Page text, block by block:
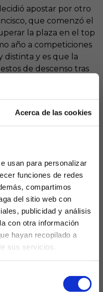
Acerca de las cookies
usan para personalizar
funciones de redes
compartimos
del sitio web con
publicidad y análisis
con otra información
hayan recopilado a
sus servicios.
edad?
18 AÑOS
apostar por otro
que comenzó el
la plaza en el top
año a competiciones
distinta y es que la
de descenso tras
que es peor, no se
NI MERINO
Merino hace dos
pero el equipo
a que el técnico
claro, ya que
no terminan de
alarmas ya han
VARIOS